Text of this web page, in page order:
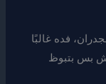
فده غالبًا
بس بتبوظ